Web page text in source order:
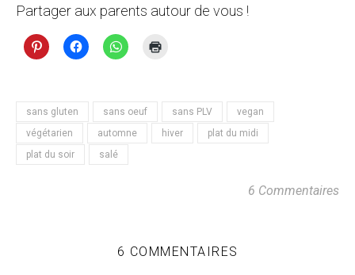
Partager aux parents autour de vous !
sans gluten sans oeuf sans PLV
vegan
végétarien
automne hiver
plat du midi
plat du soir
salé
6 Commentaires
6 COMMENTAIRES